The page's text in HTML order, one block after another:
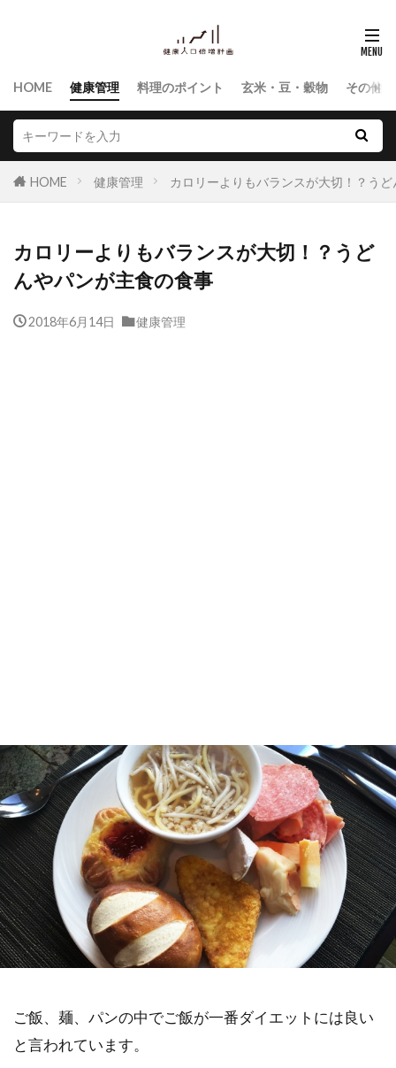
HOME 健康管理 料理のポイント 玄米・豆・穀物 その他
HOME 健康管理 カロリーよりもバランスが大切！？う
カロリーよりもバランスが大切！？うど
んやパンが主食の食事
2018年6月14日 健康管理
ご飯、麺、パンの中でご飯が一番ダイエットには良い
と言われています。